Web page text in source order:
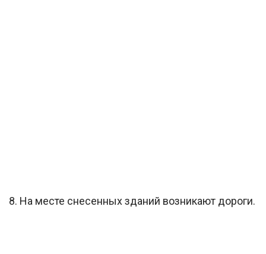
8. На месте снесенных зданий возникают дороги.